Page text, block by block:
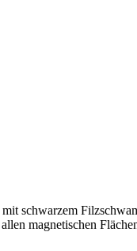
schwarzem
magnetischen